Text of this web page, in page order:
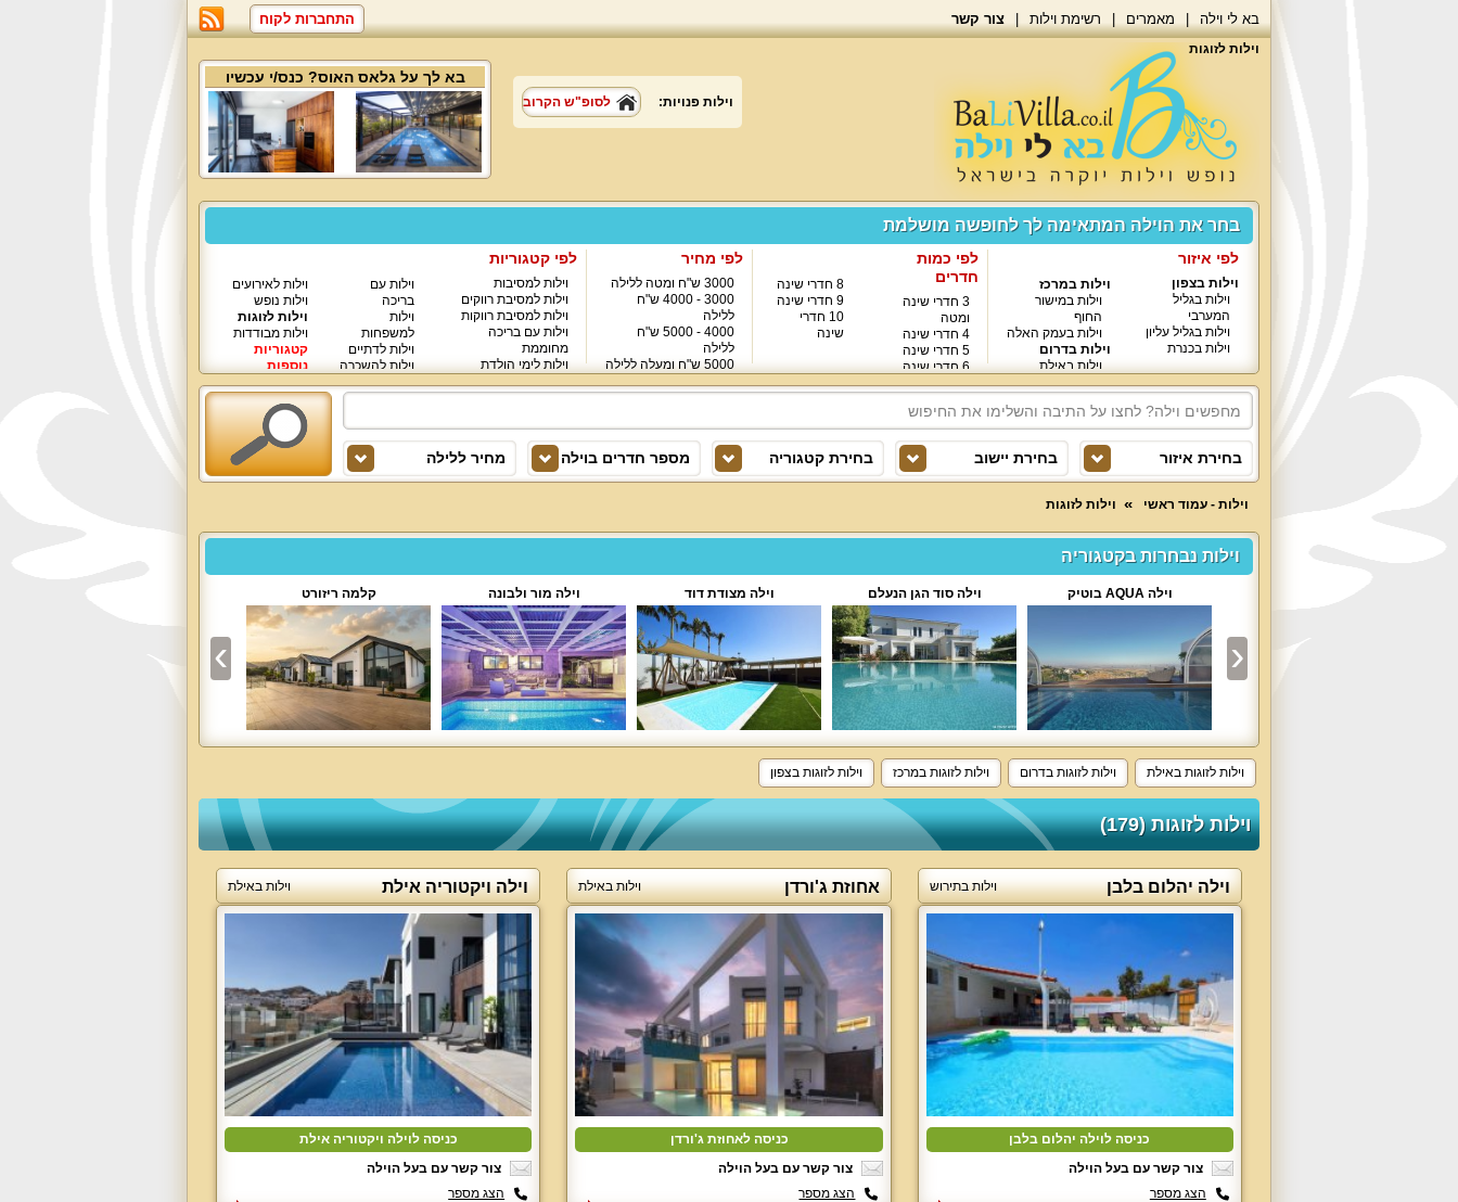
התחברות לקוח בא לי וילה מאמרים רשימת וילות צור קשר
וילות לזוגות
בא לך על גלאס האוס? כנס/י עכשיו
וילות פנויות: לסופ"ש הקרוב
בחר את הוילה המתאימה לך לחופשה מושלמת
לפי איזור
וילות בצפון
וילות בגליל
המערבי
וילות בגליל עליון
וילות בכנרת
וילות במרכז
וילות במישור
החוף
וילות בעמק האלה
וילות בדרום
וילות באילת
לפי כמות
חדרים
3 חדרי שינה
ומטה
4 חדרי שינה
5 חדרי שינה
6 חדרי שינה
7 חדרי שינה
8 חדרי שינה
9 חדרי שינה
10 חדרי
שינה
לפי מחיר
3000 ש"ח ומטה ללילה
3000 - 4000 ש"ח
ללילה
4000 - 5000 ש"ח
ללילה
5000 ש"ח ומעלה ללילה
לפי קטגוריות
וילות למסיבות
וילות למסיבת רווקים
וילות למסיבת רווקות
וילות עם בריכה
מחוממת
וילות לימי הולדת
וילות עם
בריכה
וילות
למשפחות
וילות לדתיים
וילות להשכרה
וילות יוקרתיות
וילות לאירועים
וילות נופש
וילות לזוגות
וילות מבודדות
קטגוריות
נוספות
בחירת איזור בחירת יישוב בחירת קטגוריה מספר חדרים בוילה מחיר ללילה
וילות - עמוד ראשי וילות לזוגות
וילות נבחרות בקטגוריה
וילה AQUA בוטיק וילה סוד הגן הנעלם וילה מצודת דוד וילה מור ולבונה קלמה ריזורט
וילות לזוגות באילת וילות לזוגות בדרום וילות לזוגות במרכז וילות לזוגות בצפון
וילות לזוגות (179)
וילה יהלום בלבן וילות בתירוש
כניסה לוילה יהלום בלבן
צור קשר עם בעל הוילה
הצג מספר
אחוזת ג'ורדן וילות באילת
כניסה לאחוזת ג'ורדן
צור קשר עם בעל הוילה
הצג מספר
וילה ויקטוריה אילת וילות באילת
כניסה לוילה ויקטוריה אילת
צור קשר עם בעל הוילה
הצג מספר